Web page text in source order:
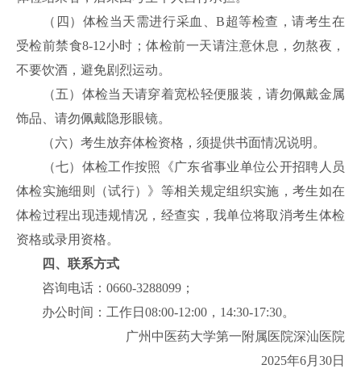
（四）体检当天需进行采血、B超等检查，请考生在
受检前禁食8-12小时；体检前一天请注意休息，勿熬夜，
不要饮酒，避免剧烈运动。
（五）体检当天请穿着宽松轻便服装，请勿佩戴金属
饰品、请勿佩戴隐形眼镜。
（六）考生放弃体检资格，须提供书面情况说明。
（七）体检工作按照《广东省事业单位公开招聘人员
体检实施细则（试行）》等相关规定组织实施，考生如在
体检过程出现违规情况，经查实，我单位将取消考生体检
资格或录用资格。
四、联系方式
咨询电话：0660-3288099；
办公时间：工作日08:00-12:00，14:30-17:30。
广州中医药大学第一附属医院深汕医院
2025年6月30日